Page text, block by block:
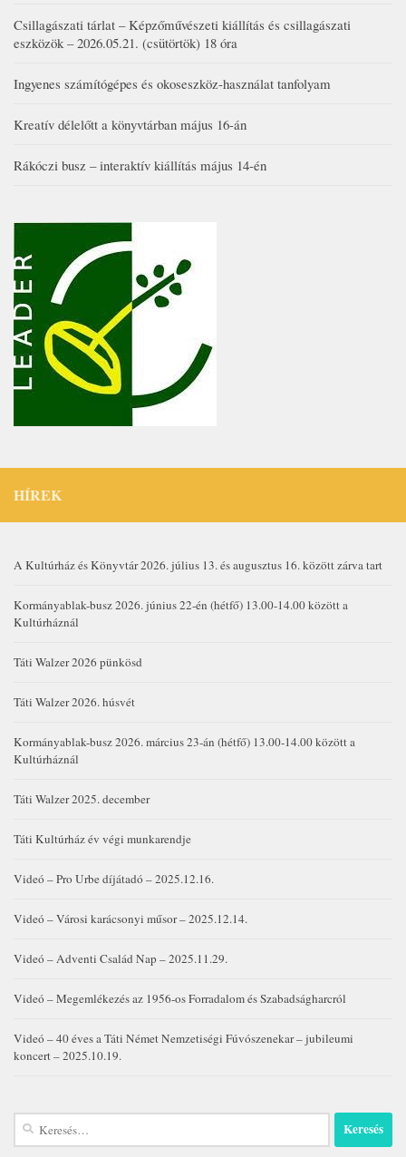
Csillagászati tárlat – Képzőművészeti kiállítás és csillagászati
eszközök – 2026.05.21. (csütörtök) 18 óra
Ingyenes számítógépes és okoseszköz-használat tanfolyam
Kreatív délelőtt a könyvtárban május 16-án
Rákóczi busz – interaktív kiállítás május 14-én
HÍREK
A Kultúrház és Könyvtár 2026. július 13. és augusztus 16. között zárva tart
Kormányablak-busz 2026. június 22-én (hétfő) 13.00-14.00 között a
Kultúrháznál
Táti Walzer 2026 pünkösd
Táti Walzer 2026. húsvét
Kormányablak-busz 2026. március 23-án (hétfő) 13.00-14.00 között a
Kultúrháznál
Táti Walzer 2025. december
Táti Kultúrház év végi munkarendje
Videó – Pro Urbe díjátadó – 2025.12.16.
Videó – Városi karácsonyi műsor – 2025.12.14.
Videó – Adventi Család Nap – 2025.11.29.
Videó – Megemlékezés az 1956-os Forradalom és Szabadságharcról
Videó – 40 éves a Táti Német Nemzetiségi Fúvószenekar – jubileumi
koncert – 2025.10.19.
Keresés: